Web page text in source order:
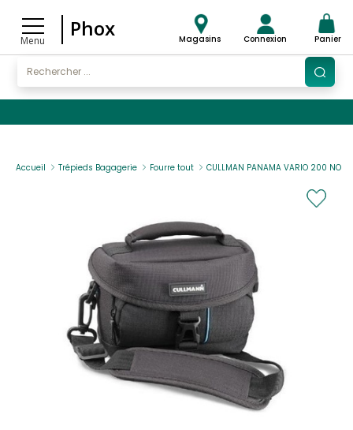
Menu
Phox Magasins Connexion Panier
Accueil Trépieds Bagagerie Fourre tout CULLMAN PANAMA VARIO 200 NOIR